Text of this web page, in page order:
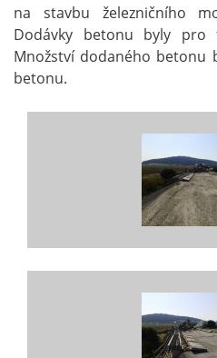
na stavbu železničního
Dodávky betonu byly pro
Množství dodaného betonu
betonu.